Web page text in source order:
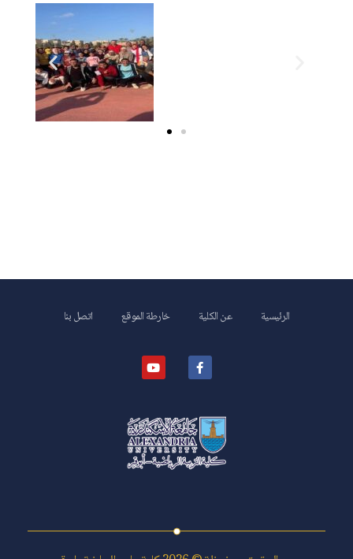
الرئيسية عن الكلية خارطة الموقع اتصل بنا